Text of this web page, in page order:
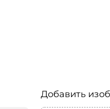
Добавить